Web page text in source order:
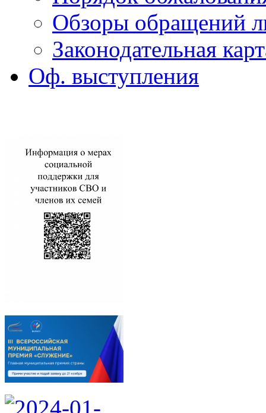
Обзоры обращений
Законодательная
Оф. выступления